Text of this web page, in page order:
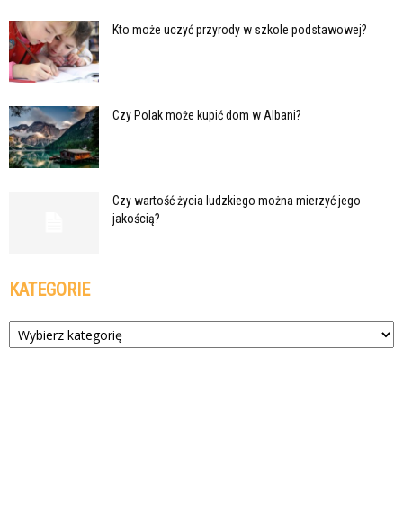
Kto może uczyć przyrody w szkole podstawowej?
Czy Polak może kupić dom w Albani?
Czy wartość życia ludzkiego można mierzyć jego
jakością?
KATEGORIE
Kategorie